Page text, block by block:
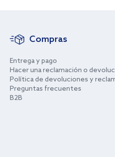
Compras
Entrega y pago
Hacer una reclamación o
Política de devoluciones y
Preguntas frecuentes
B2B